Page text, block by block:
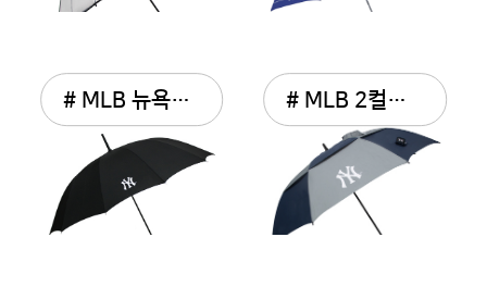
# MLB 뉴욕양키스 심플로... # MLB 2컬러 폰지 장우산